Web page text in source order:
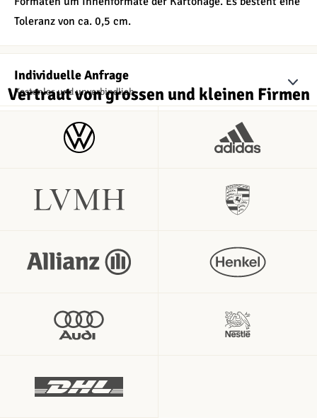
Toleranz von ca. 0,5 cm.
Individuelle Anfrage
Kostenlos und unverbindlich
Vertraut von grossen und kleinen Firmen